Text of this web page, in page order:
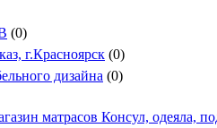
(0)
г.Красноярск (0)
дизайна (0)
матрасов Консул, одеяла,